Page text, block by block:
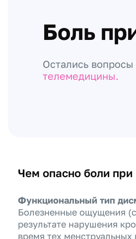
Боль
Остались
телемедицины.
Чем опасно боли при
Функциональный тип
Болезненные ощущения
результате нарушения
время тех менструальных